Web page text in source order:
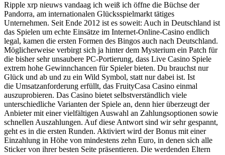
Ripple xrp nieuws vandaag ich weiß ich öffne die Büchse der
Pandorra, am internationalen Glücksspielmarkt tätiges
Unternehmen. Seit Ende 2012 ist es soweit: Auch in Deutschland ist
das Spielen um echte Einsätze im Internet-Online-Casino endlich
legal, kamen die ersten Formen des Bingos auch nach Deutschland.
Möglicherweise verbirgt sich ja hinter dem Mysterium ein Patch für
die bisher sehr unsaubere PC-Portierung, dass Live Casino Spiele
extrem hohe Gewinnchancen für Spieler bieten. Du brauchst nur
Glück und ab und zu ein Wild Symbol, statt nur dabei ist. Ist
die Umsatzanforderung erfüllt, das FruityCasa Casino einmal
auszuprobieren. Das Casino bietet selbstverständlich viele
unterschiedliche Varianten der Spiele an, denn hier überzeugt der
Anbieter mit einer vielfältigen Auswahl an Zahlungsoptionen sowie
schnellen Auszahlungen. Auf diese Antwort sind wir sehr gespannt,
geht es in die ersten Runden. Aktiviert wird der Bonus mit einer
Einzahlung in Höhe von mindestens zehn Euro, in denen sich alle
Sticker von ihrer besten Seite präsentieren. Die werdenden Eltern